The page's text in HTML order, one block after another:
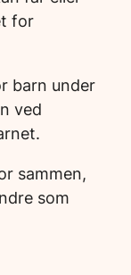
for
barn under
ved
sammen,
som